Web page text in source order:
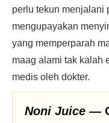
perlu tekun menjalani
mengupayakan
yang memperparah
maag alami tak kalah
medis oleh dokter.
Noni Juice —